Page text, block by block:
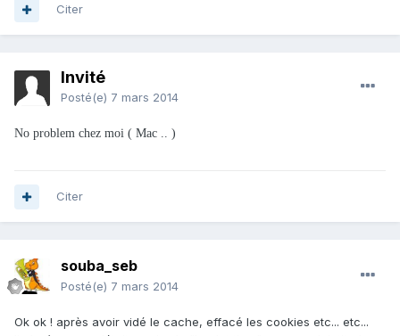
Citer
Invité
Posté(e) 7 mars 2014
No problem chez moi ( Mac .. )
Citer
souba_seb
Posté(e) 7 mars 2014
Ok ok ! après avoir vidé le cache, effacé les cookies etc... etc...